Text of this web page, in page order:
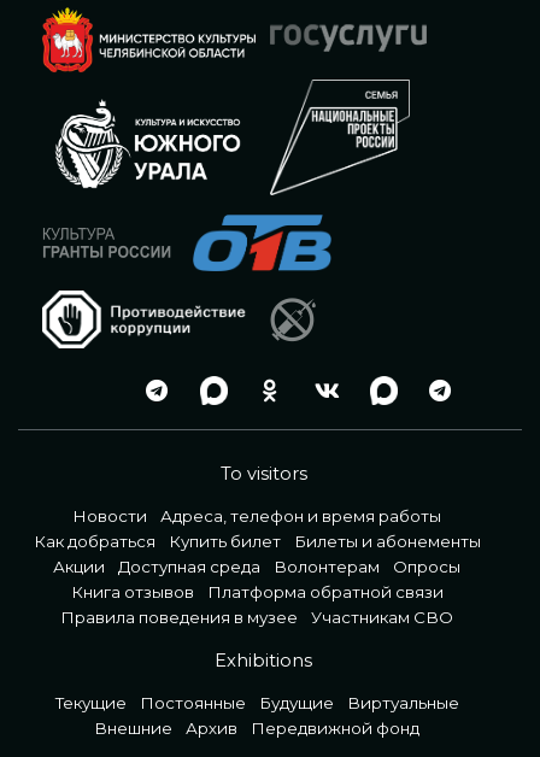
To visitors
Новости
Адреса, телефон и время работы
Как добраться
Купить билет
Билеты и абонементы
Акции
Доступная среда Волонтерам
Опросы
Книга отзывов
Платформа обратной связи
Правила поведения в музее
Участникам СВО
Exhibitions
Текущие Постоянные Будущие
Виртуальные
Внешние
Архив Передвижной фонд